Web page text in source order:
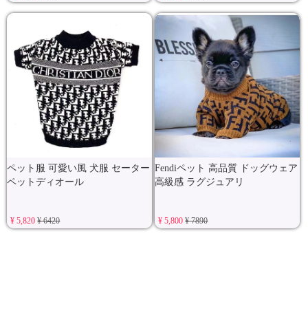
ペット服 可愛い風 犬服 セーター
ペットディオール
¥ 5,820¥ 6420
Fendiペット 高品質 ドッグウェア
高級感 ラグジュアリ
¥ 5,800¥ 7890